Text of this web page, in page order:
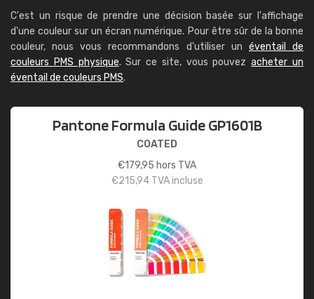
C'est un risque de prendre une décision basée sur l'affichage
d'une couleur sur un écran numérique. Pour être sûr de la bonne
couleur, nous vous recommandons d'utiliser un éventail de
couleurs PMS physique. Sur ce site, vous pouvezacheter un
éventail de couleurs PMS.
Pantone Formula Guide GP1601B
COATED
€179,95 hors TVA
€215,94TVA incluse